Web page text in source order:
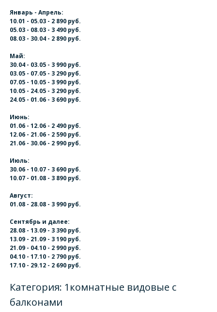
Январь - Апрель:
10.01 - 05.03 - 2 890 руб.
05.03 - 08.03 - 3 490 руб.
08.03 - 30.04 - 2 890 руб.
Май:
30.04 - 03.05 - 3 990 руб.
03.05 - 07.05 - 3 290 руб.
07.05 - 10.05 - 3 990 руб.
10.05 - 24.05 - 3 290 руб.
24.05 - 01.06 - 3 690 руб.
Июнь:
01.06 - 12.06 - 2 490 руб.
12.06 - 21.06 - 2 590 руб.
21.06 - 30.06 - 2 990 руб.
Июль:
30.06 - 10.07 - 3 690 руб.
10.07 - 01.08 - 3 890 руб.
Август:
01.08 - 28.08 - 3 990 руб.
Сентябрь и далее:
28.08 - 13.09 - 3 390 руб.
13.09 - 21.09 - 3 190 руб.
21.09 - 04.10 - 2 990 руб.
04.10 - 17.10 - 2 790 руб.
17.10 - 29.12 - 2 690 руб.
Категория: 1комнатные видовые с
балконами